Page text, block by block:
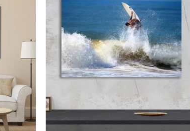
Adaugă
la
favorite